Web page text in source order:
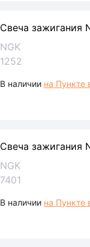
Свеча зажигания
NGK
1252
В наличии на Пункте
Свеча зажигания
NGK
7401
В наличии на Пункте